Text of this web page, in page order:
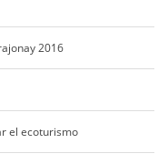
2016
el ecoturismo